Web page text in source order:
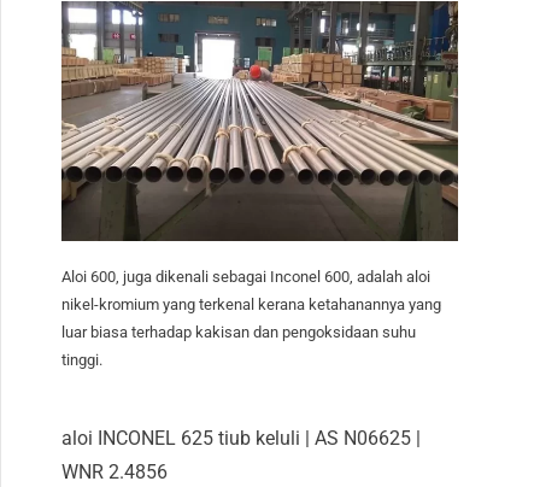
Aloi 600, juga dikenali sebagai Inconel 600, adalah aloi
nikel-kromium yang terkenal kerana ketahanannya yang
luar biasa terhadap kakisan dan pengoksidaan suhu
tinggi.
aloi INCONEL 625 tiub keluli | AS N06625 |
WNR 2.4856